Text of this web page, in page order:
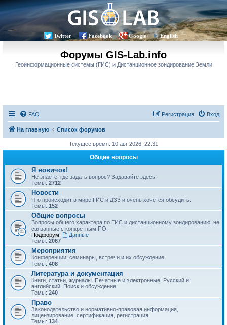
Twitter Facebook Google+ English
Форумы GIS-Lab.info
Геоинформационные системы (ГИС) и Дистанционное зондирование Земли
FAQ Вход
Регистрация
На главную Список форумов
Текущее время: 10 авг 2026, 22:31
Общие вопросы
Я новичок!
Не знаете, где задать вопрос? Задавайте здесь.
Темы: 2712
Новости
Что происходит в мире ГИС и ДЗЗ и очень хочется обсудить.
Темы: 152
Общие вопросы
Вопросы общего характера по ГИС и дистанционному зондированию, не
связанные с конкретным ПО.
Подфорум:
Данные
Темы: 2067
Мероприятия
Конференции, семинары, встречи и их обсуждение
Темы: 408
Литература и документация
Книги, статьи, журналы. Печатные и электронные. Русский и
английский. Поиск и обсуждение.
Темы: 240
Право
Законодательство и нормативно-правовая информация,
лицензирование, сертификация, регистрация.
Темы: 134